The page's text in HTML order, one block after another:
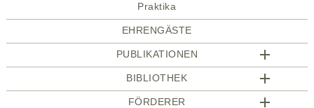
Praktika
EHRENGÄSTE
PUBLIKATIONEN
BIBLIOTHEK
FÖRDERER